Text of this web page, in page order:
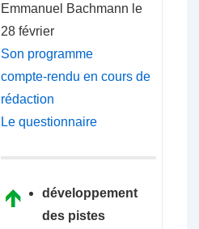
Emmanuel Bachmann le
28 février
Son programme
compte-rendu en cours de
rédaction
Le questionnaire
développement
des pistes